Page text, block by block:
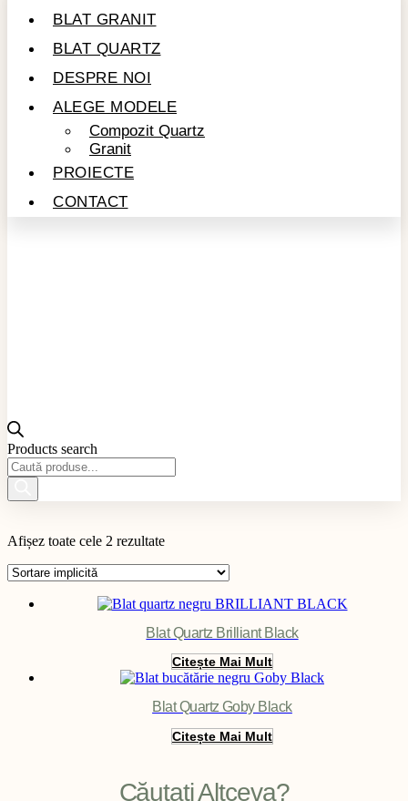
BLAT GRANIT
BLAT QUARTZ
DESPRE NOI
ALEGE MODELE
Compozit Quartz
Granit
PROIECTE
CONTACT
Products search
Aplicație produs
Exterior / Interior produs
Afișez toate cele 2 rezultate
Blat Quartz Brilliant Black
Citește Mai Mult
Blat Quartz Goby Black
Citește Mai Mult
Căutați Altceva?